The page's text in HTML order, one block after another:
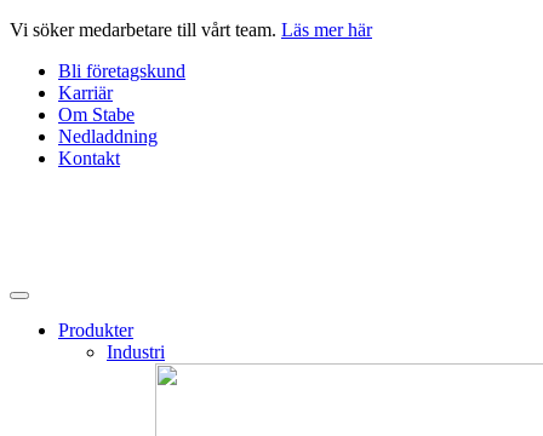
Hoppa
innehåll
Vi söker medarbetare till vårt team. Läs mer här
Bli företagskund
Karriär
Om Stabe
Nedladdning
Kontakt
Produkter
Industri